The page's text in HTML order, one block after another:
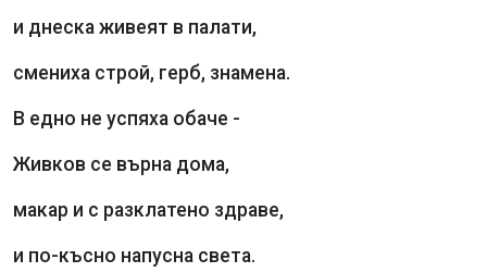
и днеска живеят в палати,
смениха строй, герб, знамена.
В едно не успяха обаче -
Живков се върна дома,
макар и с разклатено здраве,
и по-късно напусна света.